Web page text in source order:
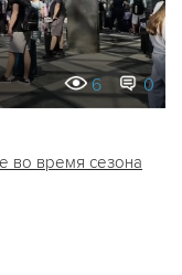
6 0
во время сезона